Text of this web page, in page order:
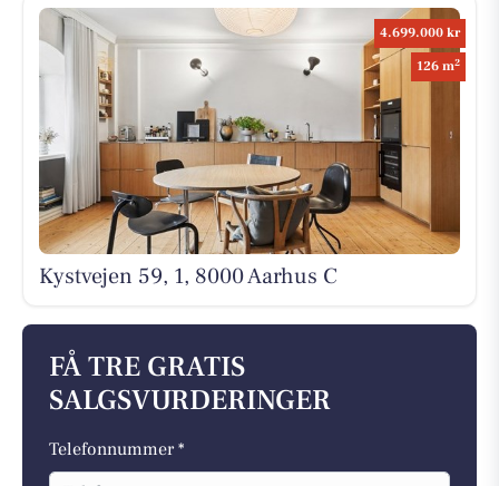
4.699.000 kr
126 m2
Kystvejen 59, 1, 8000 Aarhus C
FÅ TRE GRATIS
SALGSVURDERINGER
Telefonnummer *